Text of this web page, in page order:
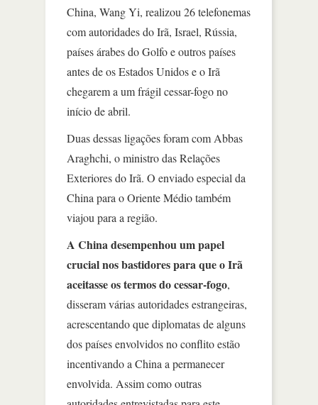
China, Wang Yi, realizou 26 telefonemas
com autoridades do Irã, Israel, Rússia,
países árabes do Golfo e outros países
antes de os Estados Unidos e o Irã
chegarem a um frágil cessar-fogo no
início de abril.
Duas dessas ligações foram com Abbas
Araghchi, o ministro das Relações
Exteriores do Irã. O enviado especial da
China para o Oriente Médio também
viajou para a região.
A China desempenhou um papel
crucial nos bastidores para que o Irã
aceitasse os termos do cessar-fogo,
disseram várias autoridades estrangeiras,
acrescentando que diplomatas de alguns
dos países envolvidos no conflito estão
incentivando a China a permanecer
envolvida. Assim como outras